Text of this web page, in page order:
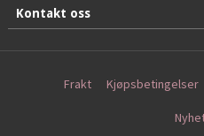
Kontakt oss
Frakt Kjøpsbetingelser